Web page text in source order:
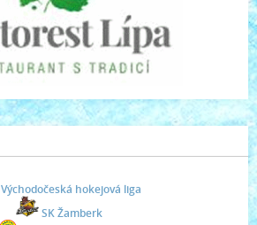
Východočeská hokejová liga
SK Žamberk